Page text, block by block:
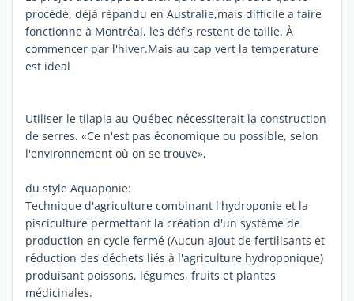
procédé, déjà répandu en Australie,mais difficile a faire
fonctionne à Montréal, les défis restent de taille. À
commencer par l'hiver.Mais au cap vert la temperature
est ideal
Utiliser le tilapia au Québec nécessiterait la construction
de serres. «Ce n'est pas économique ou possible, selon
l'environnement où on se trouve»,
du style Aquaponie:
Technique d'agriculture combinant l'hydroponie et la
pisciculture permettant la création d'un système de
production en cycle fermé (Aucun ajout de fertilisants et
réduction des déchets liés à l'agriculture hydroponique)
produisant poissons, légumes, fruits et plantes
médicinales.